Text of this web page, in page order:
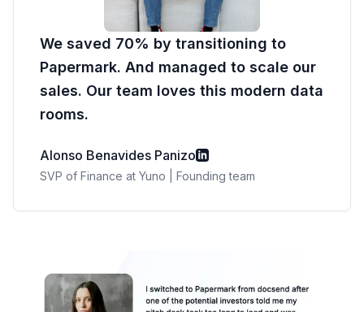
We saved 70% by transitioning to
Papermark. And managed to scale our
sales. Our team loves this modern data
rooms.
Alonso Benavides Panizo
SVP of Finance at Yuno | Founding team